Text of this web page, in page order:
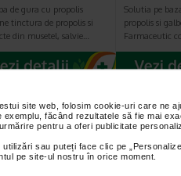
site web, folosim cookie-uri care ne
făcând rezultatele să fie mai
pentru a oferi publicitate
sau puteți face clic pe
pe site-ul nostru în orice moment.
de gura cu propolis
tinctura de propolis si
din musetel, salvie…
Solutia pe
propolis si
Farmaceutic